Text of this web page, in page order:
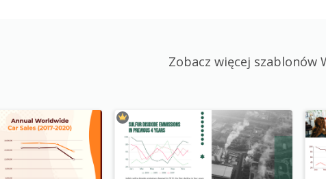
Zobacz więcej szablonów